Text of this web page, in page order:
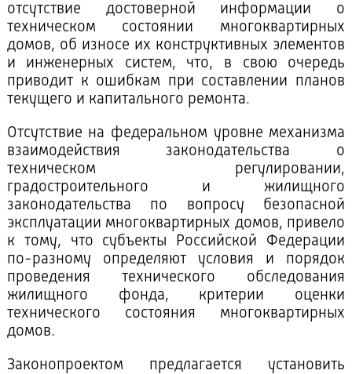
отсутствие достоверной информации о
техническом состоянии многоквартирных
домов, об износе их конструктивных элементов
и инженерных систем, что, в свою очередь
приводит к ошибкам при составлении планов
текущего и капитального ремонта.
Отсутствие на федеральном уровне механизма
взаимодействия законодательства о
техническом регулировании,
градостроительного и жилищного
законодательства по вопросу безопасной
эксплуатации многоквартирных домов, привело
к тому, что субъекты Российской Федерации
по-разному определяют условия и порядок
проведения технического обследования
жилищного фонда, критерии оценки
технического состояния многоквартирных
домов.
Законопроектом предлагается установить